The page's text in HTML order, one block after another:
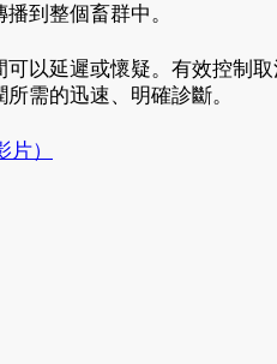
到整個畜群中。
可以延遲或懷疑。有效控制
需的迅速、明確診斷。
）